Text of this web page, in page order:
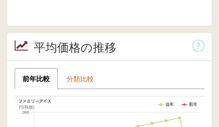
平均価格の推移
前年比較 分類比較